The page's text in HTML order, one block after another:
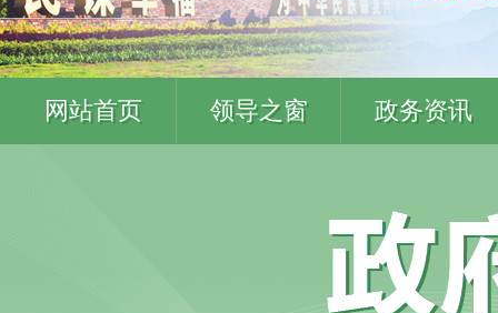
网站首页 领导之窗 政务资讯